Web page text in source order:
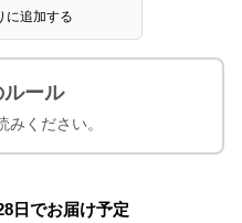
に追加する
ルール
みください。
日でお届け予定